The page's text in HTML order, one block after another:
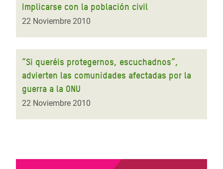
Implicarse con la población civil
22 Noviembre 2010
“Si queréis protegernos, escuchadnos”,
advierten las comunidades afectadas por la
guerra a la ONU
22 Noviembre 2010